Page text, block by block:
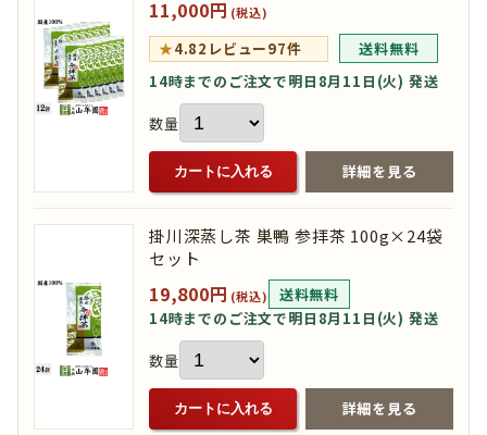
11,000円 (税込)
★4.82 レビュー97件
送料無料
14時までのご注文で明日8月11日(火) 発送
数量
カートに入れる 詳細を見る
掛川深蒸し茶 巣鴨 参拝茶 100g×24袋
セット
19,800円 (税込)
送料無料
14時までのご注文で明日8月11日(火) 発送
数量
カートに入れる 詳細を見る